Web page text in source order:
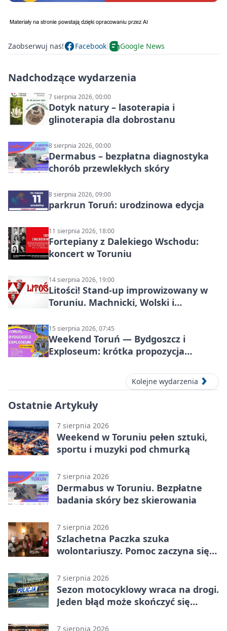
Zaobserwuj nas! Facebook Google News
Nadchodzące wydarzenia
7 sierpnia 2026, 00:00
Dotyk natury – lasoterapia i
glinoterapia dla dobrostanu
8 sierpnia 2026, 00:00
Dermabus – bezpłatna diagnostyka
chorób przewlekłych skóry
8 sierpnia 2026, 09:00
parkrun Toruń: urodzinowa edycja
11 sierpnia 2026, 18:00
Fortepiany z Dalekiego Wschodu:
koncert w Toruniu
14 sierpnia 2026, 19:00
Litości! Stand-up improwizowany w
Toruniu. Machnicki, Wolski i
15 sierpnia 2026, 07:45
Weekend Toruń — Bydgoszcz i
Exploseum: krótka propozycja
Kolejne wydarzenia
Ostatnie Artykuły
7 sierpnia 2026
Weekend w Toruniu pełen sztuki,
sportu i muzyki pod chmurką
7 sierpnia 2026
Dermabus w Toruniu. Bezpłatne
badania skóry bez skierowania
7 sierpnia 2026
Szlachetna Paczka szuka
wolontariuszy. Pomoc zaczyna się
7 sierpnia 2026
Sezon motocyklowy wraca na drogi.
Jeden błąd może skończyć się
7 sierpnia 2026